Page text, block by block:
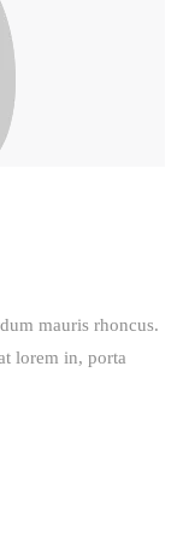
mauris rhoncus.
lorem in, porta